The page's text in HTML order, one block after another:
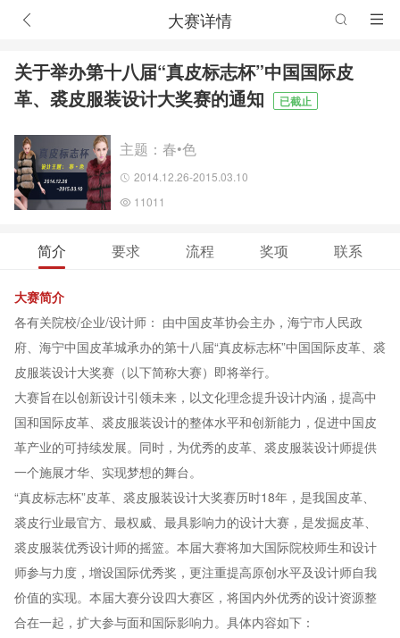
大赛详情
关于举办第十八届“真皮标志杯”中国国际皮
革、裘皮服装设计大奖赛的通知
已截止
主题：春•色
2014.12.26-2015.03.10
11011
简介 要求 流程 奖项 联系
大赛简介
各有关院校/企业/设计师： 由中国皮革协会主办，海宁市人民政
府、海宁中国皮革城承办的第十八届“真皮标志杯”中国国际皮革、裘
皮服装设计大奖赛（以下简称大赛）即将举行。
大赛旨在以创新设计引领未来，以文化理念提升设计内涵，提高中
国和国际皮革、裘皮服装设计的整体水平和创新能力，促进中国皮
革产业的可持续发展。同时，为优秀的皮革、裘皮服装设计师提供
一个施展才华、实现梦想的舞台。
“真皮标志杯”皮革、裘皮服装设计大奖赛历时18年，是我国皮革、
裘皮行业最官方、最权威、最具影响力的设计大赛，是发掘皮革、
裘皮服装优秀设计师的摇篮。本届大赛将加大国际院校师生和设计
师参与力度，增设国际优秀奖，更注重提高原创水平及设计师自我
价值的实现。本届大赛分设四大赛区，将国内外优秀的设计资源整
合在一起，扩大参与面和国际影响力。具体内容如下：